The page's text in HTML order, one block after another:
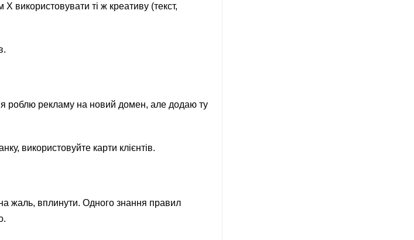
використовувати ті ж креативу (текст,
я роблю рекламу на новий домен, але додаю ту
використовуйте карти клієнтів.
жаль, вплинути. Одного знання правил